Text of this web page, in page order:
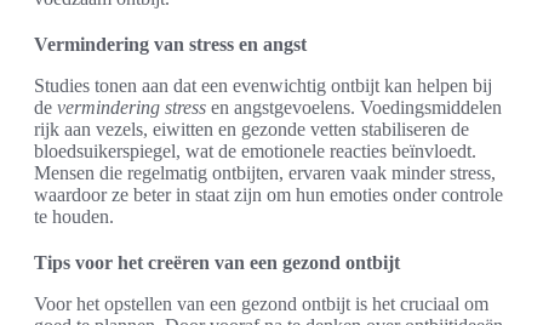
Vermindering van stress en angst
Studies tonen aan dat een evenwichtig ontbijt kan helpen bij
de vermindering stress en angstgevoelens. Voedingsmiddelen
rijk aan vezels, eiwitten en gezonde vetten stabiliseren de
bloedsuikerspiegel, wat de emotionele reacties beïnvloedt.
Mensen die regelmatig ontbijten, ervaren vaak minder stress,
waardoor ze beter in staat zijn om hun emoties onder controle
te houden.
Tips voor het creëren van een gezond ontbijt
Voor het opstellen van een gezond ontbijt is het cruciaal om